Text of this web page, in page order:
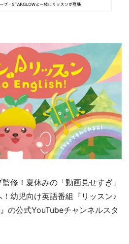
修！夏休みの「動画見せすぎ」
幼児向け英語番組『リッスン♪
の公式YouTubeチャンネルスタ